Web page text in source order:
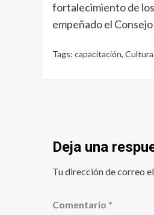
fortalecimiento de
empeñado el
Tags: capacitación, Cultura
Deja una
Tu dirección de correo
Comentario *